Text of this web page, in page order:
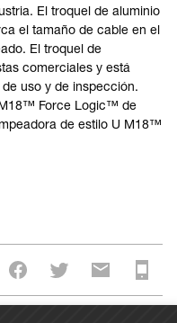
El troquel de aluminio
el tamaño de cable en el
El troquel de
comerciales y está
uso y de inspección.
Force Logic™ de
de estilo U M18™